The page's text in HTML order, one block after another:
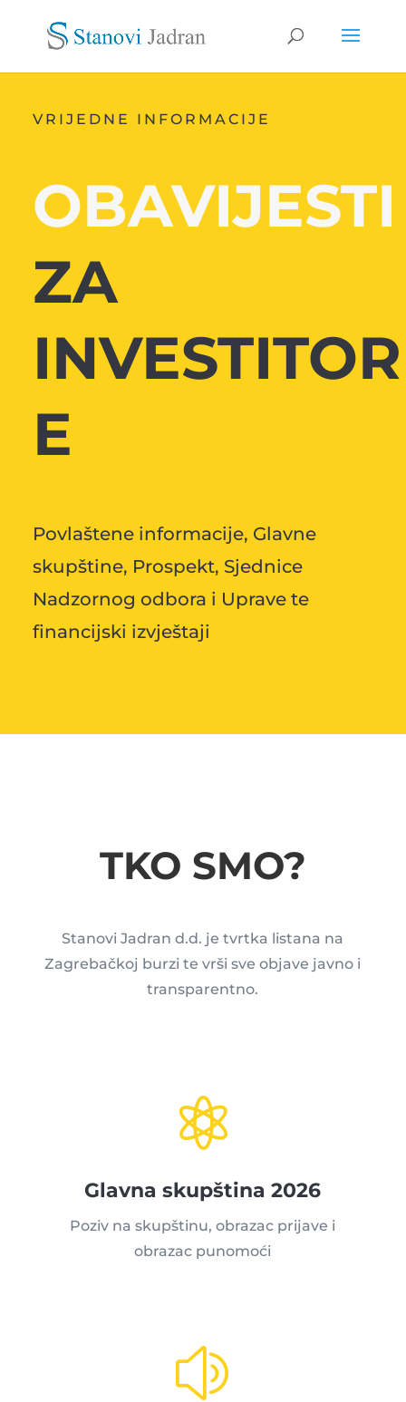
VRIJEDNE INFORMACIJE
OBAVIJESTI
ZA
INVESTITOR
E
Povlaštene informacije, Glavne
skupštine, Prospekt, Sjednice
Nadzornog odbora i Uprave te
financijski izvještaji
TKO SMO?
Stanovi Jadran d.d. je tvrtka listana na
Zagrebačkoj burzi te vrši sve objave javno i
transparentno.

Glavna skupština 2026
Poziv na skupštinu, obrazac prijave i
obrazac punomoći
z